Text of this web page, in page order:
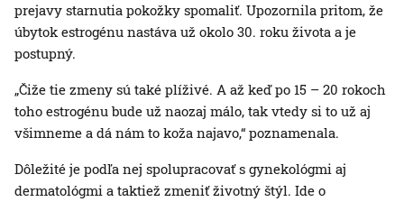
prejavy starnutia pokožky spomaliť. Upozornila pritom, že
úbytok estrogénu nastáva už okolo 30. roku života a je
postupný.
„Čiže tie zmeny sú také plíživé. A až keď po 15 – 20 rokoch
toho estrogénu bude už naozaj málo, tak vtedy si to už aj
všimneme a dá nám to koža najavo,“ poznamenala.
Dôležité je podľa nej spolupracovať s gynekológmi aj
dermatológmi a taktiež zmeniť životný štýl. Ide o